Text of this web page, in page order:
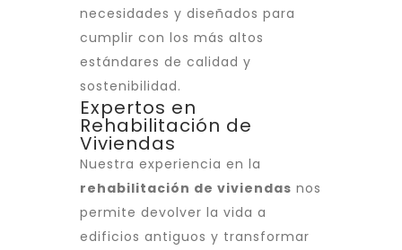
necesidades y diseñados para
cumplir con los más altos
estándares de calidad y
sostenibilidad.
Expertos en
Rehabilitación de
Viviendas
Nuestra experiencia en la
rehabilitación de viviendas nos
permite devolver la vida a
edificios antiguos y transformar